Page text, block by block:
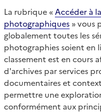
La rubrique « Accéder à
photographiques » vous
globalement toutes les
photographies soient en
classement est en cours
d'archives par services
documentaires et
permettre une
conformément aux